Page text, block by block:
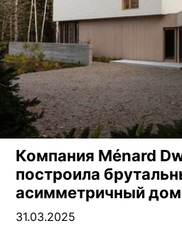
Компания Ménard
построила
асимметричный
31.03.2025